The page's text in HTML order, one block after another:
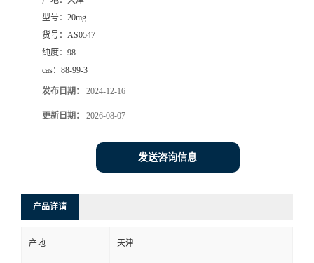
型号： 20mg
货号： AS0547
纯度： 98
cas： 88-99-3
发布日期： 2024-12-16
更新日期： 2026-08-07
发送咨询信息
产品详请
产地 天津